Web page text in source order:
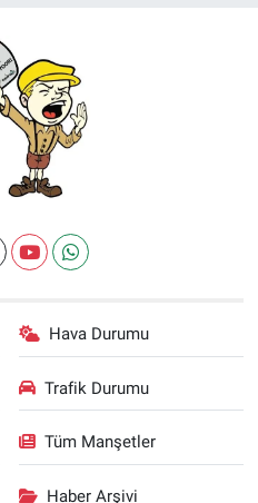
Hava Durumu
Trafik Durumu
Tüm Manşetler
Haber Arşivi